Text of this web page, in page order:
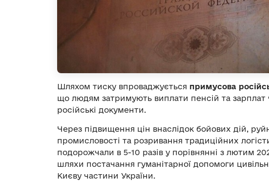
Шляхом тиску впроваджується примусова
що людям затримують виплати пенсій та зарплат
російські документи.
Через підвищення цін внаслідок бойових дій,
промисловості та розривання традиційних
подорожчали в 5-10 разів у порівнянні з лютим
шляхи постачання гуманітарної допомоги
Києву частини України.